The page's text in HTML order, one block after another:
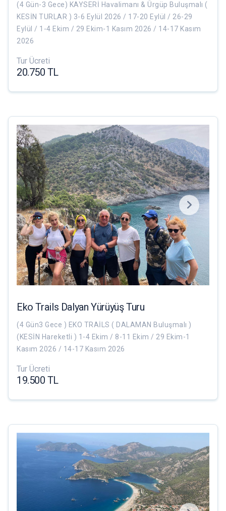
(4 Gün-3 Gece) KAYSERİ Havalimanı & Ürgüp Buluşmalı (
KESİN TURLAR ) 3-6 Eylül 2026 / 17-20 Eylül / 26-29
Eylül / 1-4 Ekim / 29 Ekim-1 Kasım 2026 / 14-17 Kasım
2026
Tur Ücreti
20.750 TL
Eko Trails Dalyan Yürüyüş Turu
(4 Gün3 Gece ) EKO TRAİLS ( DALAMAN Buluşmalı )
(KESİN Hareketli ) 1-4 Ekim / 8-11 Ekim / 29 Ekim-1
Kasım 2026 / 14-17 Kasım 2026
Tur Ücreti
19.500 TL